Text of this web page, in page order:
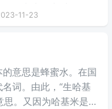
日常生活中对自己说
。
11-23
意思是蜂蜜水。在国
词。由此，“生哈基
思。又因为哈基米是一